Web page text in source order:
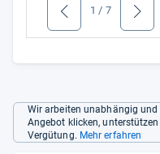
zurück 1 / 7 weiter
Wir arbeiten unabhängig und
Angebot klicken,
Vergütung. Mehr erfahren